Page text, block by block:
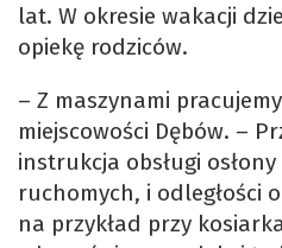
lat. W okresie wakacji
opiekę rodziców.
– Z maszynami
miejscowości Dębów. –
instrukcja obsługi
ruchomych, i odległości
na przykład przy